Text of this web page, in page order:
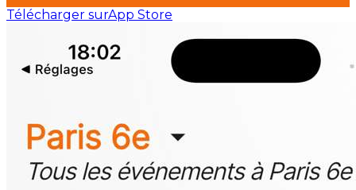
Télécharger surApp Store